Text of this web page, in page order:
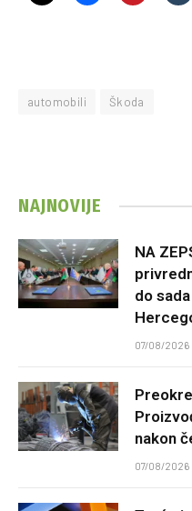
automobili Škoda
NAJNOVIJE
NA
do
07/08/2026
nakon
07/08/2026